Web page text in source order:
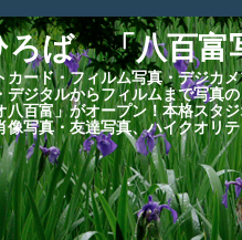
ば 「八百富
ード・フィルム写真・デジカ
デジタルからフィルムまで写
百富」がオープン！本格スタ
写真・友達写真、ハイクオリ